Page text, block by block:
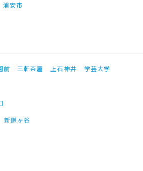
浦安市
前 三軒茶屋 上石神井
学芸大学
新鎌ヶ谷